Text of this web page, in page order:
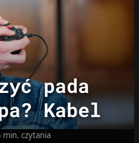
pada
Kabel
min. czytania